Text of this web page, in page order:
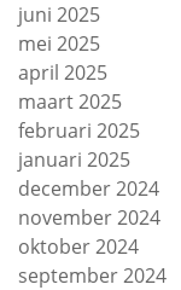
juni 2025
mei 2025
april 2025
maart 2025
februari 2025
januari 2025
december 2024
november 2024
oktober 2024
september 2024